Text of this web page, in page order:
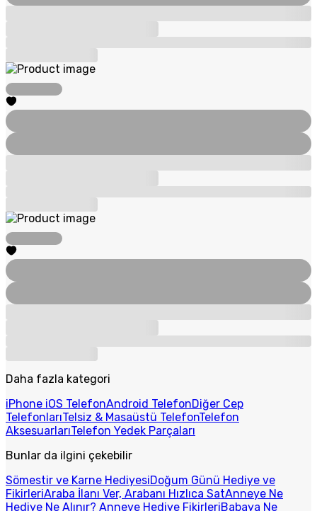
Daha fazla kategori
iPhone iOS TelefonAndroid TelefonDiğer Cep
TelefonlarıTelsiz & Masaüstü TelefonTelefon
AksesuarlarıTelefon Yedek Parçaları
Bunlar da ilgini çekebilir
Sömestir ve Karne HediyesiDoğum Günü Hediye ve
FikirleriAraba İlanı Ver, Arabanı Hızlıca SatAnneye Ne
Hediye Ne Alınır? Anneye Hediye FikirleriBabaya Ne